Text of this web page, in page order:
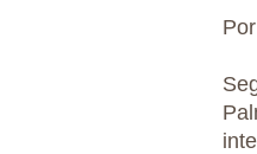
Por